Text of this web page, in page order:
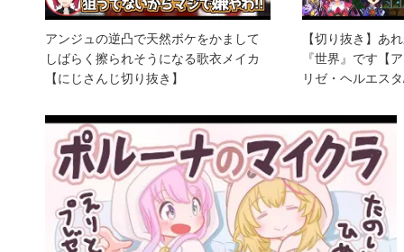
アンジュの逆凸で天然ボケをかまして
しばらく擦られそうになる歌衣メイカ
【にじさんじ切り抜き】
【切り抜き】あ
『世界』です【
リゼ・ヘルエス